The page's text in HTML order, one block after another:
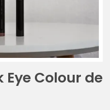
Eye Colour de